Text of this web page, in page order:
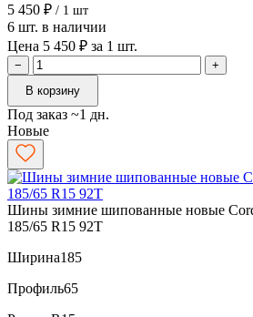
5 450 ₽ / 1 шт
6 шт. в наличии
Цена 5 450 ₽ за 1 шт.
−
+
В корзину
Под заказ ~1 дн.
Новые
Шины зимние шипованные новые
185/65 R15 92T
Ширина185
Профиль65